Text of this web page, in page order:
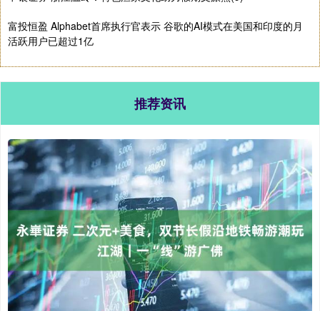
富投恒盈 Alphabet首席执行官表示 谷歌的AI模式在美国和印度的月
活跃用户已超过1亿
推荐资讯